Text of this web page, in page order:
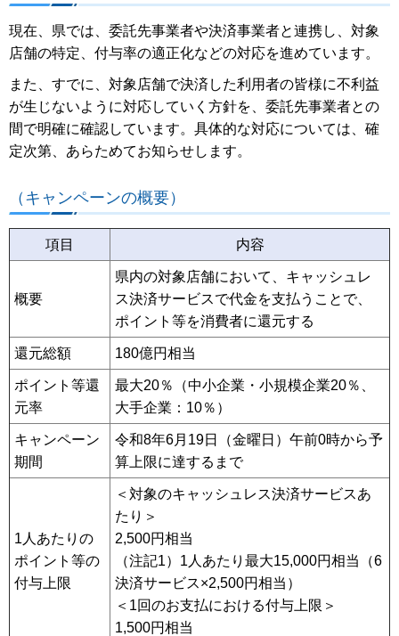
現在、県では、委託先事業者や決済事業者と連携し、対象
店舗の特定、付与率の適正化などの対応を進めています。
また、すでに、対象店舗で決済した利用者の皆様に不利益
が生じないように対応していく方針を、委託先事業者との
間で明確に確認しています。具体的な対応については、確
定次第、あらためてお知らせします。
（キャンペーンの概要）
項目 内容
概要
県内の対象店舗において、キャッシュレ
ス決済サービスで代金を支払うことで、
ポイント等を消費者に還元する
還元総額 180億円相当
ポイント等還
元率
最大20％（中小企業・小規模企業20％、
大手企業：10％）
キャンペーン
期間
令和8年6月19日（金曜日）午前0時から予
算上限に達するまで
1人あたりの
ポイント等の
付与上限
＜対象のキャッシュレス決済サービスあ
たり＞
2,500円相当
（注記1）1人あたり最大15,000円相当（6
決済サービス×2,500円相当）
＜1回のお支払における付与上限＞
1,500円相当